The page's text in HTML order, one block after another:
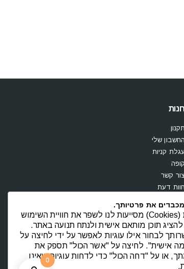
חנות
תקנון
החשבון שלי
עגלת קניות
קופה
צור קשר
חוות דעת
מכבדים את פרטיותך.
עוגיות (Cookies) מסייעות לנו לשפר את חוויית השימוש
תוכן מותאם אישית ולנתח תנועה באתר.
לבחור אילו עוגיות לאפשר על ידי לחיצה על
אישית". לחיצה על "אשר הכול" תספק את
או על "דחה הכול" כדי לדחות עוגיות שאינן
0